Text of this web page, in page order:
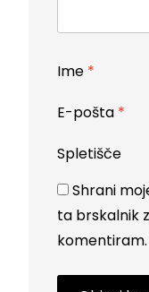
Ime *
E-pošta *
Spletišče
Shrani
ta brskalnik
komentiram.